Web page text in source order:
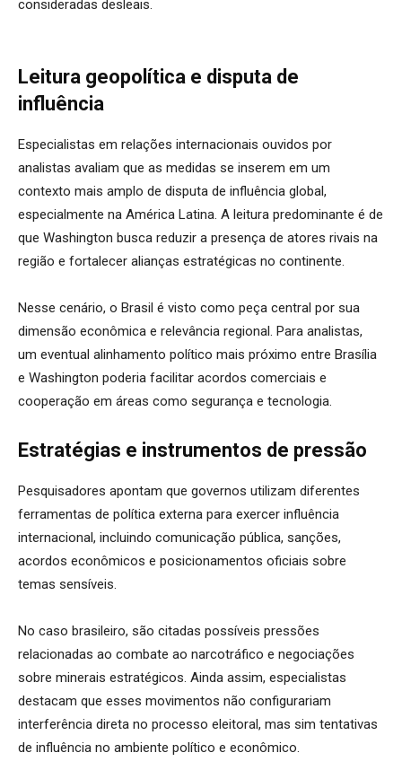
consideradas desleais.
Leitura geopolítica e disputa de
influência
Especialistas em relações internacionais ouvidos por
analistas avaliam que as medidas se inserem em um
contexto mais amplo de disputa de influência global,
especialmente na América Latina. A leitura predominante é de
que Washington busca reduzir a presença de atores rivais na
região e fortalecer alianças estratégicas no continente.
Nesse cenário, o Brasil é visto como peça central por sua
dimensão econômica e relevância regional. Para analistas,
um eventual alinhamento político mais próximo entre Brasília
e Washington poderia facilitar acordos comerciais e
cooperação em áreas como segurança e tecnologia.
Estratégias e instrumentos de pressão
Pesquisadores apontam que governos utilizam diferentes
ferramentas de política externa para exercer influência
internacional, incluindo comunicação pública, sanções,
acordos econômicos e posicionamentos oficiais sobre
temas sensíveis.
No caso brasileiro, são citadas possíveis pressões
relacionadas ao combate ao narcotráfico e negociações
sobre minerais estratégicos. Ainda assim, especialistas
destacam que esses movimentos não configurariam
interferência direta no processo eleitoral, mas sim tentativas
de influência no ambiente político e econômico.